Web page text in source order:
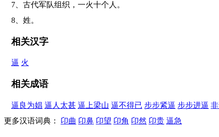
7、古代军队组织，一火十个人。
8、姓。
相关汉字
逼 火
相关成语
逼良为娼 逼人太甚 逼上梁山 逼不得已 步步紧逼 步步进逼
更多汉语词典： 卬曲 卬鼻 卬望 卬角 卬然 卬贵 逼急